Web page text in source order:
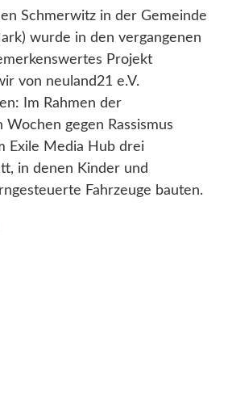
Schmerwitz in der Gemeinde
wurde in den vergangenen
Projekt
von neuland21 e.V.
Im Rahmen der
Wochen gegen Rassismus
Exile Media Hub drei
in denen Kinder und
Fahrzeuge bauten.